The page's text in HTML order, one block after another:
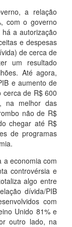
a relação
com o governo
a autorização
e despesas
de cerca de
um resultado
Até agora,
e aumento de
cerca de R$ 600
na melhor das
não de R$
chegar até R$
de programas
a economia com
controvérsia e
algo entre
dívida/PIB
com
Unido 81% e
outro lado, na